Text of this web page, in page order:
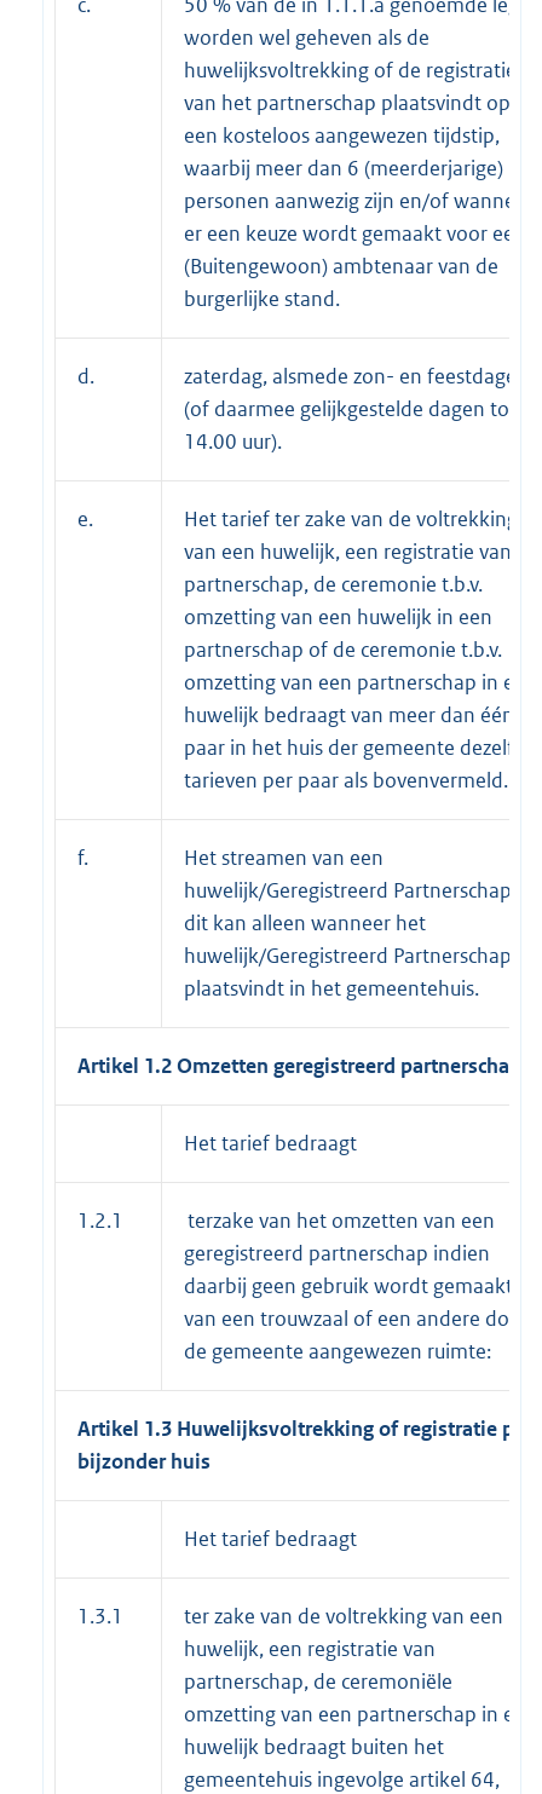
worden wel geheven als de
huwelijksvoltrekking of de registratie
van het partnerschap plaatsvindt op
een kosteloos aangewezen tijdstip,
waarbij meer dan 6 (meerderjarige)
personen aanwezig zijn en/of wanneer
er een keuze wordt gemaakt voor een
(Buitengewoon) ambtenaar van de
burgerlijke stand.
d.
zaterdag, alsmede zon- en feestdagen
(of daarmee gelijkgestelde dagen tot
14.00 uur).
e.
Het tarief ter zake van de voltrekking
van een huwelijk, een registratie van
partnerschap, de ceremonie t.b.v.
omzetting van een huwelijk in een
partnerschap of de ceremonie t.b.v.
omzetting van een partnerschap in een
huwelijk bedraagt van meer dan één
paar in het huis der gemeente dezelfde
tarieven per paar als bovenvermeld.
f.
Het streamen van een
huwelijk/Geregistreerd Partnerschap,
dit kan alleen wanneer het
huwelijk/Geregistreerd Partnerschap
plaatsvindt in het gemeentehuis.
Artikel 1.2 Omzetten geregistreerd partnerschap
Het tarief bedraagt
1.2.1
terzake van het omzetten van een
geregistreerd partnerschap indien
daarbij geen gebruik wordt gemaakt
van een trouwzaal of een andere door
de gemeente aangewezen ruimte:
Artikel 1.3 Huwelijksvoltrekking of registratie
bijzonder huis
Het tarief bedraagt
1.3.1
ter zake van de voltrekking van een
huwelijk, een registratie van
partnerschap, de ceremoniële
omzetting van een partnerschap in een
huwelijk bedraagt buiten het
gemeentehuis ingevolge artikel 64,